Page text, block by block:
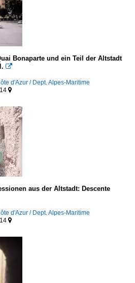
Bonaparte und ein Teil der Altstadt

d'Azur / Dept. Alpes-Maritime

aus der Altstadt: Descente
d'Azur / Dept. Alpes-Maritime
